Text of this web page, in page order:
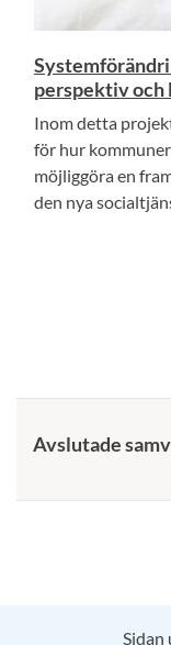
perspektiv
Inom detta
för hur
möjliggöra en
den nya
Avslutade
Sidan